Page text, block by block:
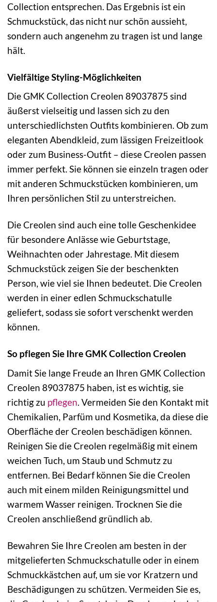
Collection entsprechen. Das Ergebnis ist ein
Schmuckstück, das nicht nur schön aussieht,
sondern auch angenehm zu tragen ist und lange
hält.
Vielfältige Styling-Möglichkeiten
Die GMK Collection Creolen 89037875 sind
äußerst vielseitig und lassen sich zu den
unterschiedlichsten Outfits kombinieren. Ob zum
eleganten Abendkleid, zum lässigen Freizeitlook
oder zum Business-Outfit – diese Creolen passen
immer perfekt. Sie können sie einzeln tragen oder
mit anderen Schmuckstücken kombinieren, um
Ihren persönlichen Stil zu unterstreichen.
Die Creolen sind auch eine tolle Geschenkidee
für besondere Anlässe wie Geburtstage,
Weihnachten oder Jahrestage. Mit diesem
Schmuckstück zeigen Sie der beschenkten
Person, wie viel sie Ihnen bedeutet. Die Creolen
werden in einer edlen Schmuckschatulle
geliefert, sodass sie sofort verschenkt werden
können.
So pflegen Sie Ihre GMK Collection Creolen
Damit Sie lange Freude an Ihren GMK Collection
Creolen 89037875 haben, ist es wichtig, sie
richtig zu pflegen. Vermeiden Sie den Kontakt mit
Chemikalien, Parfüm und Kosmetika, da diese die
Oberfläche der Creolen beschädigen können.
Reinigen Sie die Creolen regelmäßig mit einem
weichen Tuch, um Staub und Schmutz zu
entfernen. Bei Bedarf können Sie die Creolen
auch mit einem milden Reinigungsmittel und
warmem Wasser reinigen. Trocknen Sie die
Creolen anschließend gründlich ab.
Bewahren Sie Ihre Creolen am besten in der
mitgelieferten Schmuckschatulle oder in einem
Schmuckkästchen auf, um sie vor Kratzern und
Beschädigungen zu schützen. Vermeiden Sie es,